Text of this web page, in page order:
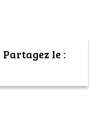
le :